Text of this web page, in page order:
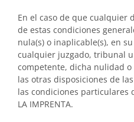
En el caso de que cualquier
de estas condiciones
nula(s) o inaplicable(s), en
cualquier juzgado, tribunal
competente, dicha nulidad
las otras disposiciones de
las condiciones particulares
LA IMPRENTA.